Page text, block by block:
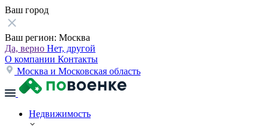
Ваш город
Ваш регион: Москва
Да, верно Нет, другой
О компании Контакты
Москва и Московская область
Недвижимость